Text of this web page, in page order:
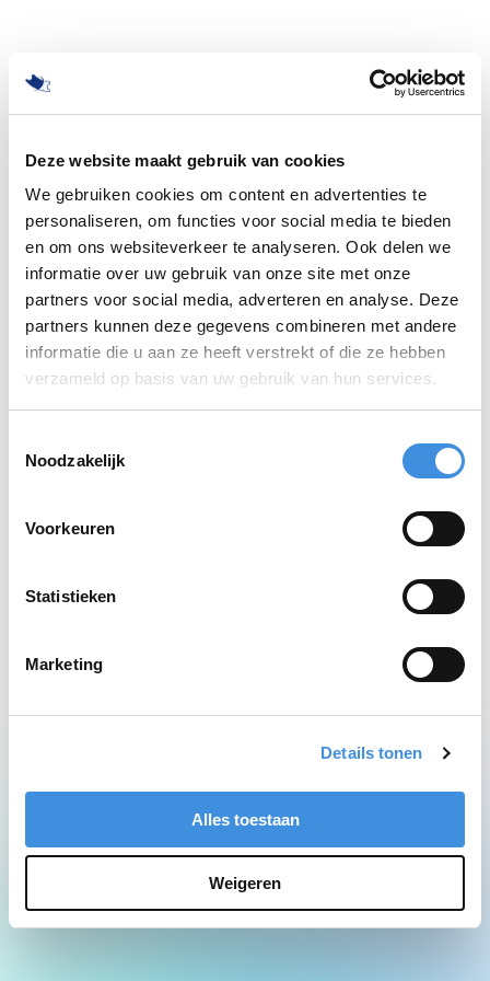
Deze website maakt gebruik van cookies
We gebruiken cookies om content en advertenties te
personaliseren, om functies voor social media te bieden
en om ons websiteverkeer te analyseren. Ook delen we
informatie over uw gebruik van onze site met onze
partners voor social media, adverteren en analyse. Deze
partners kunnen deze gegevens combineren met andere
informatie die u aan ze heeft verstrekt of die ze hebben
verzameld op basis van uw gebruik van hun services.
Noodzakelijk
Voorkeuren
Statistieken
Marketing
Details tonen
Alles toestaan
Weigeren
500